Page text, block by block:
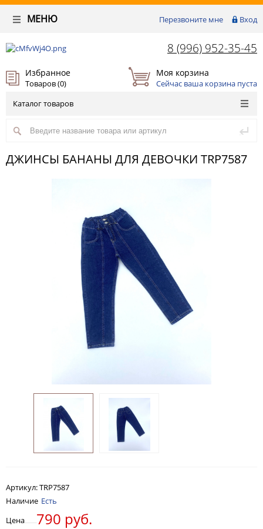
Перезвоните мне Вход
МЕНЮ
8 (996) 952-35-45
Избранное
Товаров (0)
Моя корзина
Сейчас ваша корзина пуста
Каталог товаров
ДЖИНСЫ БАНАНЫ ДЛЯ ДЕВОЧКИ TRP7587
Артикул:TRP7587
Наличие Есть
Цена
790 руб.